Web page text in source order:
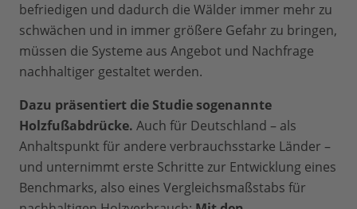
befriedigen und dadurch die Wälder immer mehr zu
schwächen und in immer größere Gefahr zu bringen,
müssen die Systeme aus Angebot und Nachfrage
nachhaltiger gestaltet werden.
Dazu präsentiert die Studie sogenannte
Holzfußabdrücke. Auch für Deutschland – als
Anhaltspunkt für andere verbrauchsstarke Länder –
und unternimmt erste Schritte zur Entwicklung eines
Benchmarks, also eines Vergleichsmaßstabs für